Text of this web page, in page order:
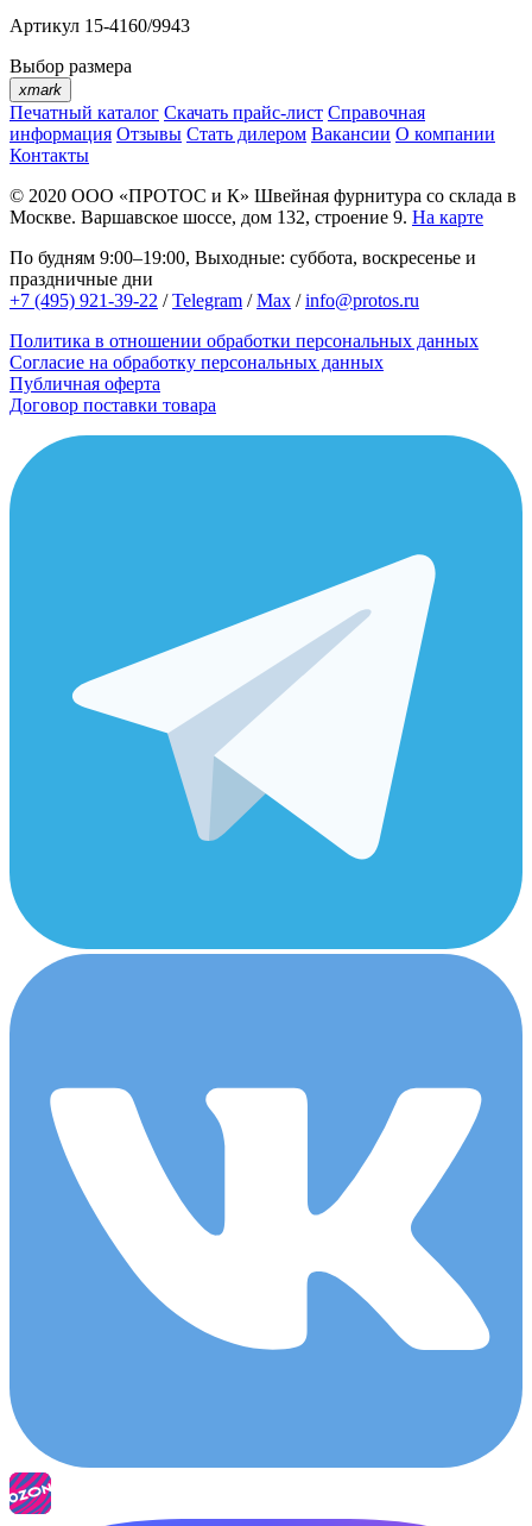
Артикул 15-4160/9943
Выбор размера
xmark
Печатный каталог Скачать прайс-лист Справочная
информация Отзывы Стать дилером Вакансии О компании
Контакты
© 2020 ООО «ПРОТОС и К» Швейная фурнитура со склада в
Москве. Варшавское шоссе, дом 132, строение 9. На карте
По будням 9:00–19:00, Выходные: суббота, воскресенье и
праздничные дни
+7 (495) 921-39-22 /Telegram /Max /info@protos.ru
Политика в отношении обработки персональных данных
Согласие на обработку персональных данных
Публичная оферта
Договор поставки товара